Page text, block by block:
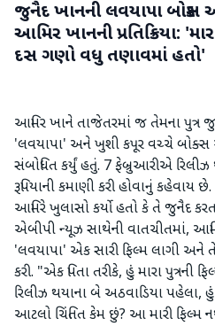
જુનૈદ ખાનની લવયાપા બોક્સ
આમિર ખાનની પ્રતિક્રિયા:
દસ ગણો વધુ તણાવમાં હતો'
આમિર ખાને તાજેતરમાં જ તેમના પુત્ર
'લવયાપા' અને ખુશી કપૂર વચ્ચે
સંબોધિત કર્યું હતું. 7 ફેબ્રુઆરીએ
રૂપિયાની કમાણી કરી હોવાનું કહેવાય
આમિરે ખુલાસો કર્યો હતો કે તે જુનૈદ
એબીપી ન્યૂઝ સાથેની વાતચીતમાં,
'લવયાપા' એક સારી ફિલ્મ લાગી અને
કરી. "એક પિતા તરીકે, હું મારા પુત્રની
રિલીઝ થયાના બે અઠવાડિયા પહેલા, હું
આટલો ચિંતિત કેમ છું? આ મારી ફિલ્મ